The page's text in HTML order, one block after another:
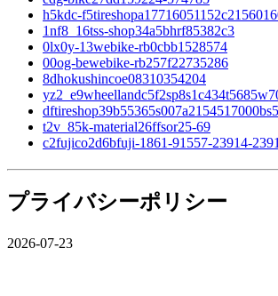
h5kdc-
1nf8_16tss-shop34a5bhrf85382c3
0lx0y-13webike-rb0cbb1528574
00og-bewebike-rb257f22735286
8dhokushincoe08310354204
t2v_85k-material26ffsor25-69
c2fujico2d6bfuji-1861-91557-23914-
プライバシーポリシー
2026-07-23